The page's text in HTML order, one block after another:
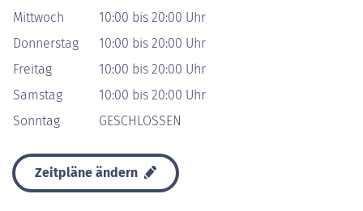
Mittwoch
10:00 bis 20:00 Uhr
Donnerstag
10:00 bis 20:00 Uhr
Freitag
10:00 bis 20:00 Uhr
Samstag
10:00 bis 20:00 Uhr
Sonntag
GESCHLOSSEN
Zeitpläne ändern